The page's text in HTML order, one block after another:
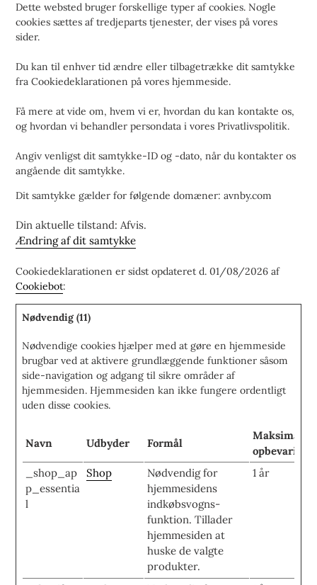
Dette websted bruger forskellige typer af cookies. Nogle
cookies sættes af tredjeparts tjenester, der vises på vores
sider.
Du kan til enhver tid ændre eller tilbagetrække dit samtykke
fra Cookiedeklarationen på vores hjemmeside.
Få mere at vide om, hvem vi er, hvordan du kan kontakte os,
og hvordan vi behandler persondata i vores Privatlivspolitik.
Angiv venligst dit samtykke-ID og -dato, når du kontakter os
angående dit samtykke.
Dit samtykke gælder for følgende domæner: avnby.com
Din aktuelle tilstand: Afvis.
Ændring af dit samtykke
Cookiedeklarationen er sidst opdateret d. 01/08/2026 af
Cookiebot:
Nødvendig (11)
Nødvendige cookies hjælper med at gøre en hjemmeside
brugbar ved at aktivere grundlæggende funktioner såsom
side-navigation og adgang til sikre områder af
hjemmesiden. Hjemmesiden kan ikke fungere ordentligt
uden disse cookies.
Navn Udbyder Formål
Maksimal
_shop_ap
p_essentia
l
Shop
Nødvendig for
hjemmesidens
indkøbsvogns-
funktion. Tillader
hjemmesiden at
huske de valgte
produkter.
1 år